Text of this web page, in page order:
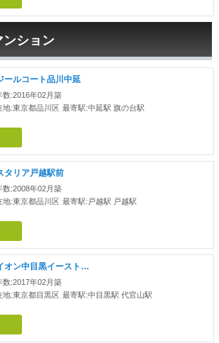
ンション
ールコート品川中延
数:2016年02月築
地:東京都品川区 最寄駅:中延駅 旗の台駅
タリア戸越駅前
数:2008年02月築
地:東京都品川区 最寄駅:戸越駅 戸越駅
アイオン中目黒イースト・ウエスト
数:2017年02月築
地:東京都目黒区 最寄駅:中目黒駅 代官山駅